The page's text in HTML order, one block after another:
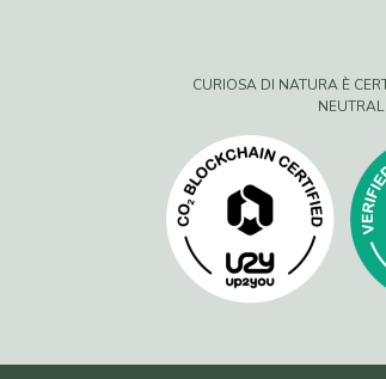
CURIOSA DI NATURA È
NEUTRAL